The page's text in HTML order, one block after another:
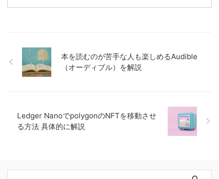
本を読むのが苦手な人も楽しめるAudible
（オーディブル）を解説
Ledger NanoでpolygonのNFTを移動させ
る方法 具体的に解説